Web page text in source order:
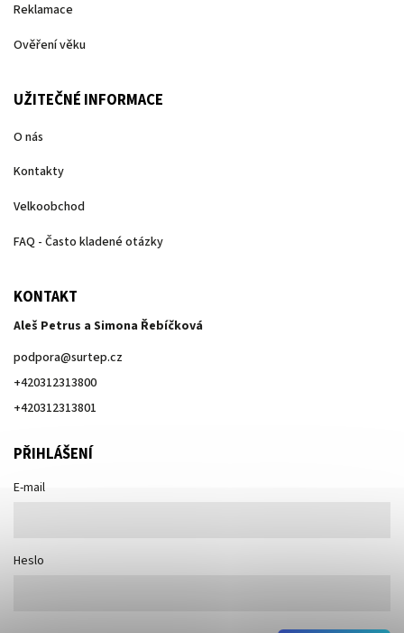
Reklamace
Ověření věku
UŽITEČNÉ INFORMACE
O nás
Kontakty
Velkoobchod
FAQ - Často kladené otázky
KONTAKT
Aleš Petrus a Simona Řebíčková
podpora@surtep.cz
+420312313800
+420312313801
PŘIHLÁŠENÍ
E-mail
Heslo